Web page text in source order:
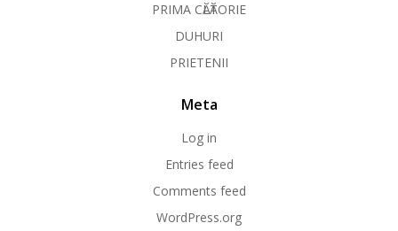
PRIMA CӐLӐTORIE
DUHURI
PRIETENII
Meta
Log in
Entries feed
Comments feed
WordPress.org